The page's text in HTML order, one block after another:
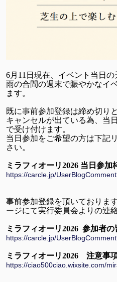
6月11日現在、イベント当日
雨の合間の週末で賑やかなイ
ます。
既に事前参加登録は締め切り
キャンセルが出ている為、当
で受け付けます。
当日参加をご希望の方は下記
さい。
ミラフィオーリ2026 当日参加
https://carcle.jp/
事前参加登録を頂いておりま
ージにて実行委員会よりの連
ミラフィオーリ2026 参加者
https://carcle.jp/
ミラフィオーリ2026 注意事
https://ciao500ciao.wixsite.com/